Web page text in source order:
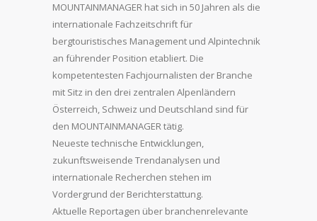
MOUNTAINMANAGER hat sich in 50 Jahren als die
internationale Fachzeitschrift für
bergtouristisches Management und Alpintechnik
an führender Position etabliert. Die
kompetentesten Fachjournalisten der Branche
mit Sitz in den drei zentralen Alpenländern
Österreich, Schweiz und Deutschland sind für
den MOUNTAINMANAGER tätig.
Neueste technische Entwicklungen,
zukunftsweisende Trendanalysen und
internationale Recherchen stehen im
Vordergrund der Berichterstattung.
Aktuelle Reportagen über branchenrelevante